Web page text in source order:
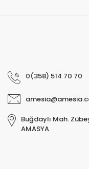
0(358) 514 70 70
Buğdaylı Mah.
AMASYA